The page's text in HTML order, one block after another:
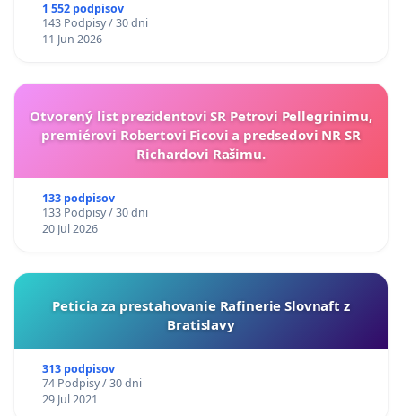
1 552 podpisov
143 Podpisy / 30 dni
11 Jun 2026
Otvorený list prezidentovi SR Petrovi Pellegrinimu,
premiérovi Robertovi Ficovi a predsedovi NR SR
Richardovi Rašimu.
133 podpisov
133 Podpisy / 30 dni
20 Jul 2026
Peticia za prestahovanie Rafinerie Slovnaft z
Bratislavy
313 podpisov
74 Podpisy / 30 dni
29 Jul 2021